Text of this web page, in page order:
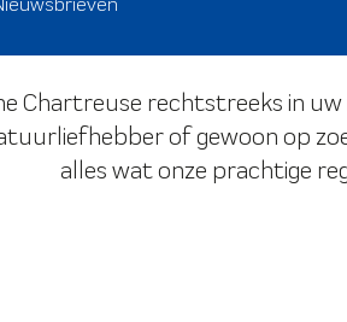
Chartreuse rechtstreeks in
of gewoon op
alles wat onze prachtige